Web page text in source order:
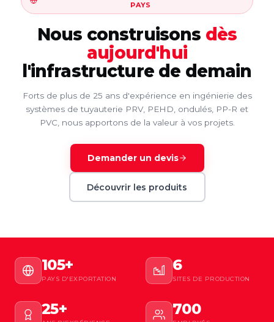
PAYS
Nous construisons dès
aujourd'hui
l'infrastructure de demain
Forts de plus de 25 ans d'expérience en ingénierie des
systèmes de tuyauterie PRV, PEHD, ondulés, PP-R et
PVC, nous apportons de la valeur à vos projets.
Demander un devis
Découvrir les produits
105+
PAYS D'EXPORTATION
6
SITES DE PRODUCTION
25+ 700